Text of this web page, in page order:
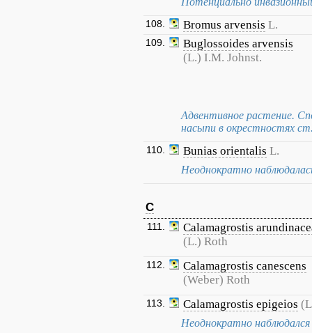
108. Bromus arvensis L.
109.
Buglossoides arvensis
(L.) I.M. Johnst.
Адвентивное растение.
насыпи в окрестностях
110. Bunias orientalis L.
Неоднократно
C
111.
Calamagrostis
(L.) Roth
112.
Calamagrostis canescens
(Weber) Roth
113. Calamagrostis epigeios
Неоднократно наблюдался